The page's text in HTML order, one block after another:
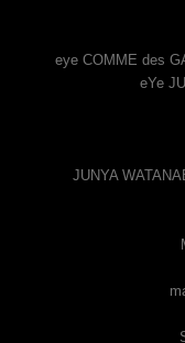
eye COMME des
eYe
JUNYA